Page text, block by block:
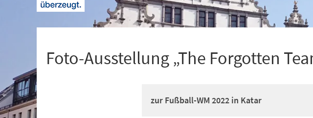
Foto-Ausstellung „The Forgotten
zur Fußball-WM 2022 in Katar